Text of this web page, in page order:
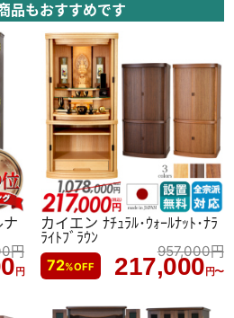
品もおすすめです
円
円
カイエン ﾅﾁｭﾗﾙ･ｳｫｰﾙﾅｯﾄ･ﾅﾗ
ﾗｲﾄﾌﾞﾗｳﾝ
72%OFF
957,000円
217,000 円〜